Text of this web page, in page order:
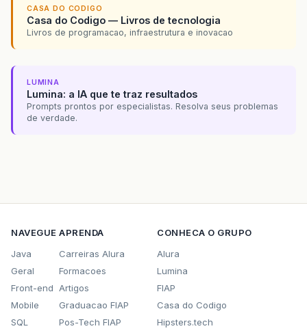
CASA DO CODIGO
Casa do Codigo — Livros de tecnologia
Livros de programacao, infraestrutura e inovacao
LUMINA
Lumina: a IA que te traz resultados
Prompts prontos por especialistas. Resolva seus problemas
de verdade.
NAVEGUE
Java
Geral
Front-end
Mobile
SQL
APRENDA
Carreiras Alura
Formacoes
Artigos
Graduacao FIAP
Pos-Tech FIAP
CONHECA O GRUPO
Alura
Lumina
FIAP
Casa do Codigo
Hipsters.tech